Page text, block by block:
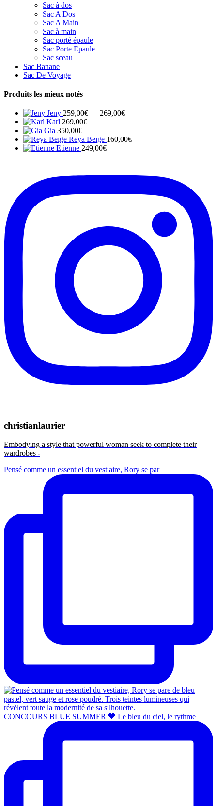
Sac à dos
Sac A Dos
Sac A Main
Sac à main
Sac porté épaule
Sac Porte Epaule
Sac sceau
Sac Banane
Sac De Voyage
Produits les mieux notés
Jeny 259,00€ – 269,00€Plage
259,00€
Karl 269,00€
Gia 350,00€
Reya Beige 160,00€
Etienne 249,00€
christianlaurier
Embodying a style that powerful woman seek to complete their
wardrobes -
Pensé comme un essentiel du vestiaire, Rory se par
CONCOURS BLUE SUMMER 💙 Le bleu du ciel, le rythme